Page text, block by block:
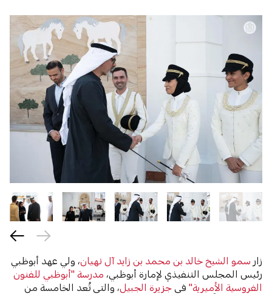
زار سمو الشيخ خالد بن محمد بن زايد آل نهيان، ولي عهد أبوظبي
رئيس المجلس التنفيذي لإمارة أبوظبي، مدرسة "أبوظبي للفنون
الفروسية الأميرية" في جزيرة الجبيل، والتي تُعد الخامسة من